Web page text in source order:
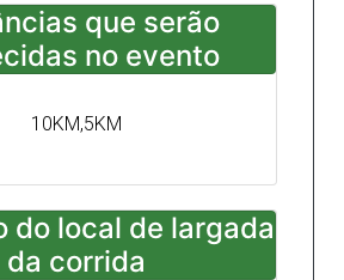
que serão
no evento
10KM,5KM
do local de largada
da corrida